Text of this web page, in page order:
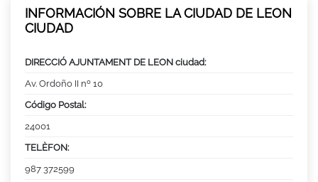
INFORMACIÓN SOBRE LA CIUDAD DE LEON
CIUDAD
DIRECCIÓ AJUNTAMENT DE LEON ciudad:
Av. Ordoño II nº 10
Código Postal:
24001
TELÈFON:
987 372599